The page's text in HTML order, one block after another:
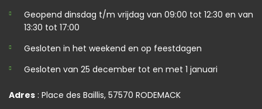
Geopend dinsdag t/m vrijdag van 09:00 tot 12:30 en van
13:30 tot 17:00
Gesloten in het weekend en op feestdagen
Gesloten van 25 december tot en met 1 januari
Adres : Place des Baillis, 57570 RODEMACK